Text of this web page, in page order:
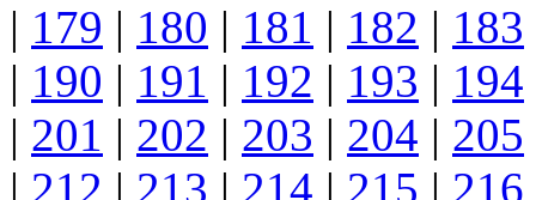
| 179 | 180 | 181 | 182 | 183
| 190 | 191 | 192 | 193 | 194
| 201 | 202 | 203 | 204 | 205
| 212 | 213 | 214 | 215 | 216